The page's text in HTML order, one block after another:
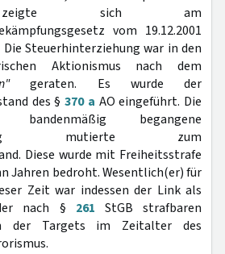
zeigte sich am
vom 19.12.2001
Die Steuerhinterziehung war in den
Aktionismus nach dem
geraten. Es wurde der
des §370 a AO eingeführt. Die
begangene
mutierte zum
Diese wurde mit Freiheitsstrafe
Jahren bedroht. Wesentlich(er) für
Zeit war indessen der Link als
nach § 261 StGB strafbaren
der Targets im Zeitalter des